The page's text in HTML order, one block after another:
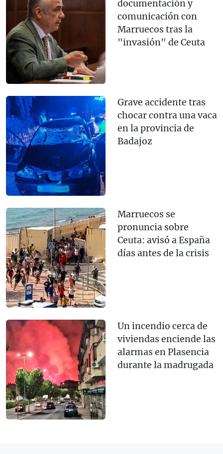
documentación y
comunicación con
Marruecos tras la
"invasión" de Ceuta
Grave accidente tras
chocar contra una vaca
en la provincia de
Badajoz
Marruecos se
pronuncia sobre
Ceuta: avisó a España
días antes de la crisis
Un incendio cerca de
viviendas enciende las
alarmas en Plasencia
durante la madrugada